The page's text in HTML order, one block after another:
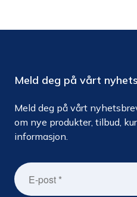
Meld deg på vårt
Meld deg på vårt
om nye produkter, tilbud,
informasjon.